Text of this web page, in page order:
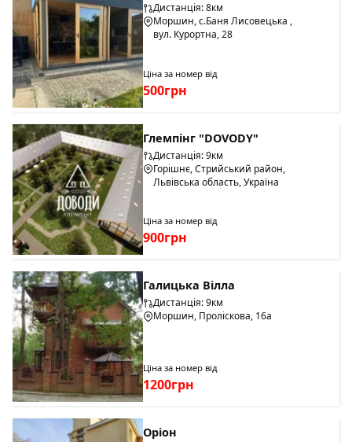
Дистанція: 8км
Моршин, с.Баня Лисовецька ,
вул. Курортна, 28
Ціна за номер від
500грн
Глемпінг "DOVODY"
Дистанція: 9км
Горішнє, Стрийський район,
Львівська область, Україна
Ціна за номер від
900грн
Галицька Вілла
Дистанція: 9км
Моршин, Проліскова, 16а
Ціна за номер від
1200грн
Оріон